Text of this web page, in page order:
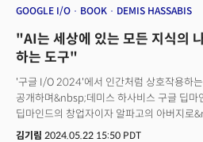
GOOGLE I/O BOOK DEMIS HASSABIS
"AI는 세상에 있는 모든 지식의
하는 도구"
'구글 I/O 2024'에서 인간처럼 상호작용하
공개하며&nbsp;데미스 하사비스 구글 딥마
딥마인드의 창업자이자 알파고의 아버지로
AI를 이끄는 리더입니다.&nbsp;프로젝트 아
김기림 2024.05.22 15:50 PDT